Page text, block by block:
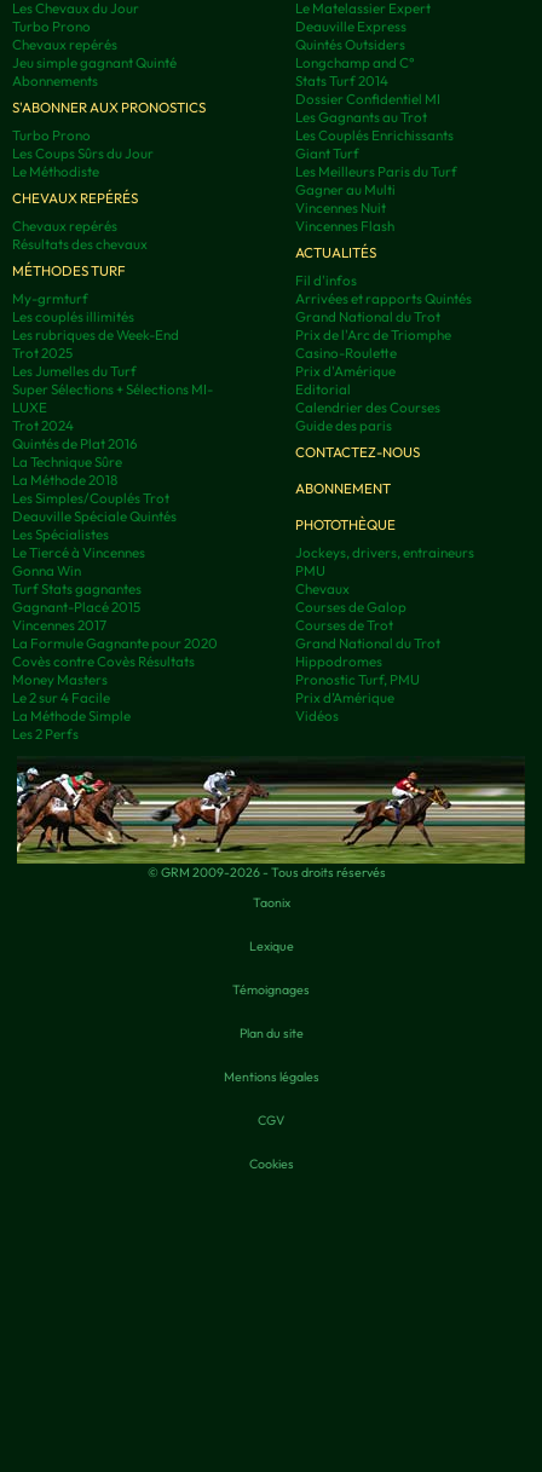
Les Chevaux du Jour
Turbo Prono
Chevaux repérés
Jeu simple gagnant Quinté
Abonnements
S'ABONNER AUX PRONOSTICS
Turbo Prono
Les Coups Sûrs du Jour
Le Méthodiste
CHEVAUX REPÉRÉS
Chevaux repérés
Résultats des chevaux
MÉTHODES TURF
My-grmturf
Les couplés illimités
Les rubriques de Week-End
Trot 2025
Les Jumelles du Turf
Super Sélections + Sélections MI-
LUXE
Trot 2024
Quintés de Plat 2016
La Technique Sûre
La Méthode 2018
Les Simples/Couplés Trot
Deauville Spéciale Quintés
Les Spécialistes
Le Tiercé à Vincennes
Gonna Win
Turf Stats gagnantes
Gagnant-Placé 2015
Vincennes 2017
La Formule Gagnante pour 2020
Covès contre Covès Résultats
Money Masters
Le 2 sur 4 Facile
La Méthode Simple
Les 2 Perfs
Le Matelassier Expert
Deauville Express
Quintés Outsiders
Longchamp and C°
Stats Turf 2014
Dossier Confidentiel MI
Les Gagnants au Trot
Les Couplés Enrichissants
Giant Turf
Les Meilleurs Paris du Turf
Gagner au Multi
Vincennes Nuit
Vincennes Flash
ACTUALITÉS
Fil d'infos
Arrivées et rapports Quintés
Grand National du Trot
Prix de l'Arc de Triomphe
Casino-Roulette
Prix d'Amérique
Editorial
Calendrier des Courses
Guide des paris
CONTACTEZ-NOUS
ABONNEMENT
PHOTOTHÈQUE
Jockeys, drivers, entraineurs
PMU
Chevaux
Courses de Galop
Courses de Trot
Grand National du Trot
Hippodromes
Pronostic Turf, PMU
Prix d’Amérique
Vidéos
© GRM 2009-2026 - Tous droits réservés
Taonix
Lexique
Témoignages
Plan du site
Mentions légales
CGV
Cookies